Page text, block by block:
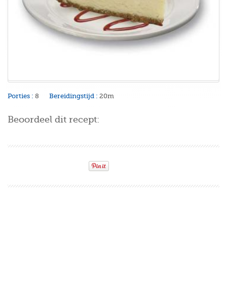
Porties : 8 Bereidingstijd : 20m
Beoordeel dit recept: